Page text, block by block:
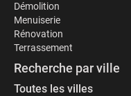
Démolition
Menuiserie
Rénovation
Terrassement
Recherche par ville
Toutes les villes